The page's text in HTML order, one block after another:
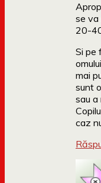
se va
20-
Si pe
mai
sunt
sau a
caz